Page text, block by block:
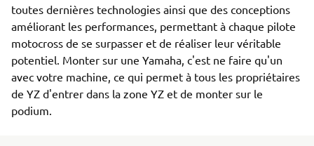
toutes dernières technologies ainsi que des conceptions
améliorant les performances, permettant à chaque pilote
motocross de se surpasser et de réaliser leur véritable
potentiel. Monter sur une Yamaha, c'est ne faire qu'un
avec votre machine, ce qui permet à tous les propriétaires
de YZ d'entrer dans la zone YZ et de monter sur le
podium.